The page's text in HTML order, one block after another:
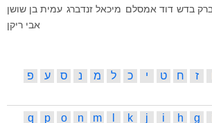
בדש דוד אמסלם מיכאל זנדברג עמית בן שושן
אבי ריקן
ז ח ט י כ ל מ נ ס ע
פ
g
h
i
j
k
m
n
o
p
q